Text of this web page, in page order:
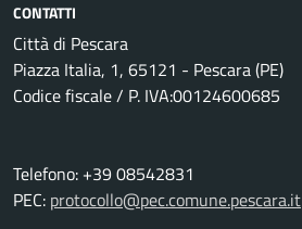
CONTATTI
Città di Pescara
Piazza Italia, 1, 65121 - Pescara (PE)
Codice fiscale / P. IVA:00124600685
Telefono: +39 08542831
PEC: protocollo@pec.comune.pescara.it